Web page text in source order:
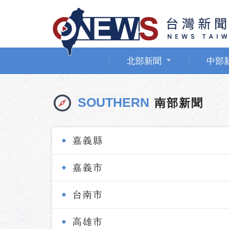
北部新聞 中部
SOUTHERN 南部新聞
嘉義縣
嘉義市
台南市
高雄市